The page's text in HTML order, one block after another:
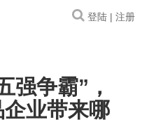
登陆 | 注册
强争霸”，
业带来哪